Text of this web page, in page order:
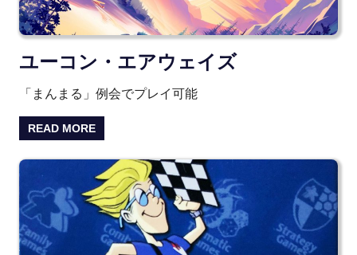
ユーコン・エアウェイズ
「まんまる」例会でプレイ可能
READ MORE